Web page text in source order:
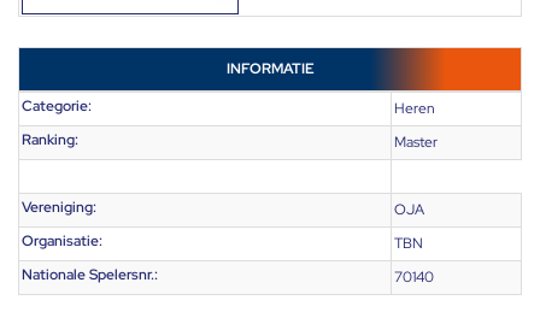
INFORMATIE
Categorie:
Heren
Ranking:
Master
Vereniging:
OJA
Organisatie:
TBN
Nationale Spelersnr.:
70140